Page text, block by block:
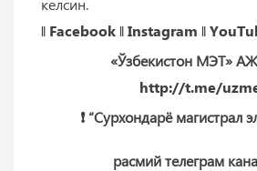
‖ Facebook‖Instagram ‖
«Ўзбекистон МЭТ»
http://t.me/
❗️ “Сурхондарё магистрал
расмий телеграм